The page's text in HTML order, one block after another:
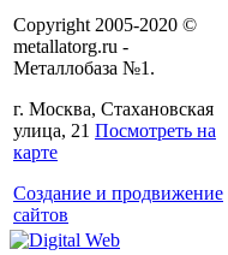
Copyright 2005-2020 ©
metallatorg.ru -
Металлобаза №1.
г. Москва, Стахановская
улица, 21 Посмотреть на
карте
Создание и продвижение
сайтов